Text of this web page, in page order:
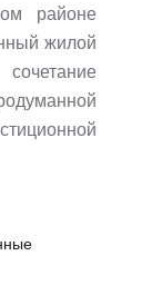
районе
жилой